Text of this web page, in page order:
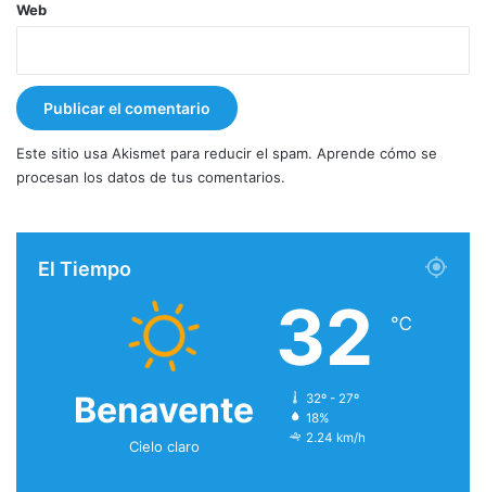
Web
Este sitio usa Akismet para reducir el spam. Aprende cómo se
procesan los datos de tus comentarios.
El Tiempo
Benavente
Cielo claro
32 ℃
32º - 27º
18%
2.24 km/h